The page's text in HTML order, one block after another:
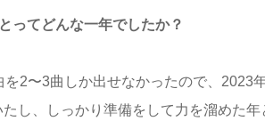
ってどんな一年でしたか？
2〜3曲しか出せなかったので、2023
し、しっかり準備をして力を溜めた年